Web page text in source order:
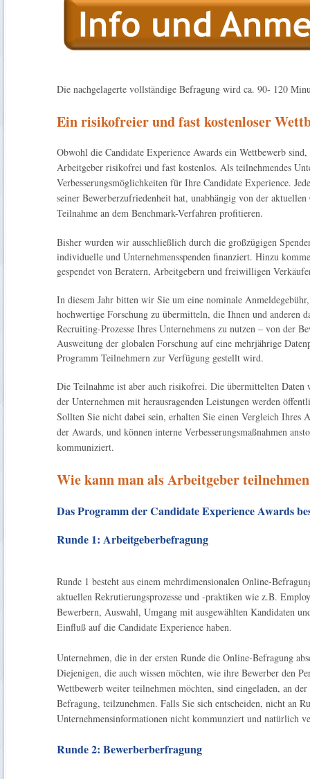
Die nachgelagerte vollständige Befragung wird ca. 90- 120
Ein risikofreier und fast kostenloser
Obwohl die Candidate Experience Awards ein Wettbewerb
Arbeitgeber risikofrei und fast kostenlos. Als teilnehmendes
Verbesserungsmöglichkeiten für Ihre Candidate Experience.
seiner Bewerberzufriedenheit hat, unabhängig von der
Teilnahme an dem Benchmark-Verfahren profitieren.
Bisher wurden wir ausschließlich durch die großzügigen
individuelle und Unternehmensspenden finanziert. Hinzu
gespendet von Beratern, Arbeitgebern und freiwilligen
In diesem Jahr bitten wir Sie um eine nominale
hochwertige Forschung zu übermitteln, die Ihnen und anderen
Recruiting-Prozesse Ihres Unternehmens zu nutzen – von der
Ausweitung der globalen Forschung auf eine mehrjährige
Programm Teilnehmern zur Verfügung gestellt wird.
Die Teilnahme ist aber auch risikofrei. Die übermittelten Daten
der Unternehmen mit herausragenden Leistungen werden
Sollten Sie nicht dabei sein, erhalten Sie einen Vergleich Ihres
der Awards, und können interne Verbesserungsmaßnahmen
kommuniziert.
Wie kann man als Arbeitgeber
Das Programm der Candidate Experience Awards
Runde 1: Arbeitgeberbefragung
Runde 1 besteht aus einem mehrdimensionalen Online-
aktuellen Rekrutierungsprozesse und -praktiken wie z.B.
Bewerbern, Auswahl, Umgang mit ausgewählten Kandidaten
Einfluß auf die Candidate Experience haben.
Unternehmen, die in der ersten Runde die Online-Befragung
Diejenigen, die auch wissen möchten, wie ihre Bewerber den
Wettbewerb weiter teilnehmen möchten, sind eingeladen, an
Befragung, teilzunehmen. Falls Sie sich entscheiden, nicht an
Unternehmensinformationen nicht kommunziert und natürlich
Runde 2: Bewerberberfragung